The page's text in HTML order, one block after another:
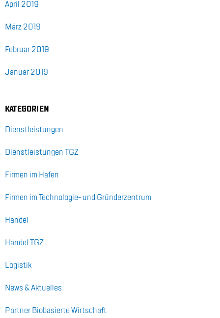
April 2019
März 2019
Fe­bru­ar 2019
Ja­nu­ar 2019
KA­TE­GO­RI­EN
Dienst­leis­tun­gen
Dienst­leis­tun­gen TGZ
Fir­men im Ha­fen
Fir­men im Tech­no­lo­gie- und Grün­der­zen­trum
Han­del
Han­del TGZ
Lo­gis­tik
News & Ak­tu­el­les
Part­ner Bio­ba­sier­te Wirt­schaft